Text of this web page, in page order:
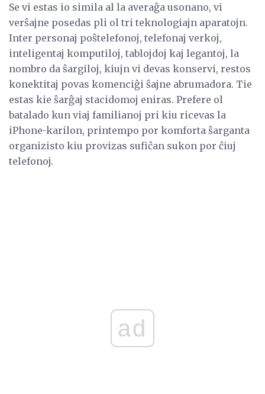
Se vi estas io simila al la averaĝa usonano, vi
verŝajne posedas pli ol tri teknologiajn aparatojn.
Inter personaj poŝtelefonoj, telefonaj verkoj,
inteligentaj komputiloj, tablojdoj kaj legantoj, la
nombro da ŝargiloj, kiujn vi devas konservi, restos
konektitaj povas komenciĝi ŝajne abrumadora. Tie
estas kie ŝarĝaj stacidomoj eniras. Prefere ol
batalado kun viaj familianoj pri kiu ricevas la
iPhone-karilon, printempo por komforta ŝarganta
organizisto kiu provizas sufiĉan sukon por ĉiuj
telefonoj.
ad